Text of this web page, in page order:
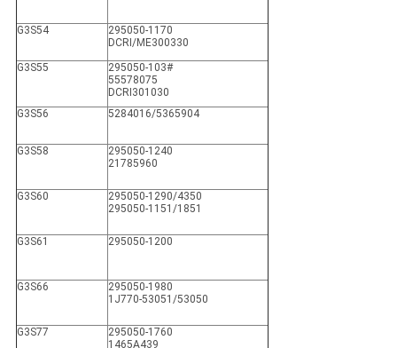
G3S54
295050-1170
DCRI/ME300330
G3S55
295050-103#
55578075
DCRI301030
G3S56
5284016/5365904
G3S58
295050-1240
21785960
G3S60
295050-1290/4350
295050-1151/1851
G3S61 295050-1200
G3S66
295050-1980
1J770-53051/53050
G3S77
295050-1760
1465A439